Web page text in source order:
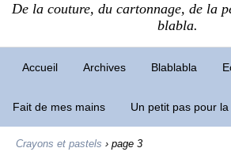
De la couture, du cartonnage, de la
blabla.
Accueil Archives Blablabla
Fait de mes mains Un petit pas pour
Crayons et pastels › page 3